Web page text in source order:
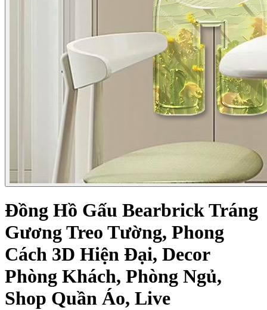
Đồng Hồ Gấu Bearbrick Tráng
Gương Treo Tường, Phong
Cách 3D Hiện Đại, Decor
Phòng Khách, Phòng Ngủ,
Shop Quần Áo, Live